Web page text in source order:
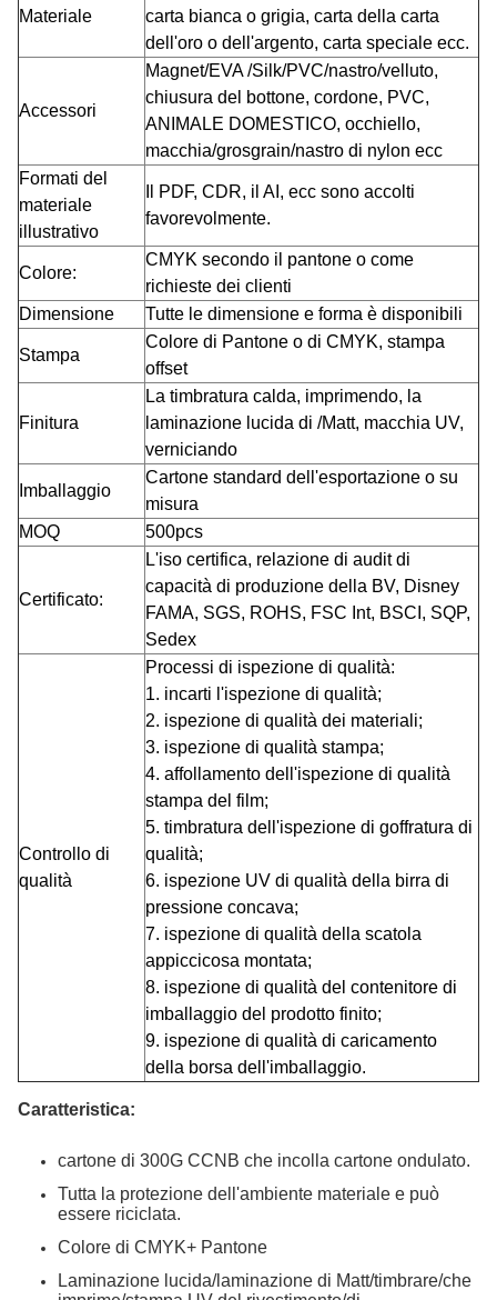
Materiale
carta bianca o grigia, carta della carta
dell'oro o dell'argento, carta speciale ecc.
Accessori
Magnet/EVA /Silk/PVC/nastro/velluto,
chiusura del bottone, cordone, PVC,
ANIMALE DOMESTICO, occhiello,
macchia/grosgrain/nastro di nylon ecc
Formati del
materiale
illustrativo
Il PDF, CDR, il AI, ecc sono accolti
favorevolmente.
Colore:
CMYK secondo il pantone o come
richieste dei clienti
Dimensione
Tutte le dimensione e forma è disponibili
Stampa
Colore di Pantone o di CMYK, stampa
offset
Finitura
La timbratura calda, imprimendo, la
laminazione lucida di /Matt, macchia UV,
verniciando
Imballaggio
Cartone standard dell'esportazione o su
misura
MOQ
500pcs
Certificato:
L'iso certifica, relazione di audit di
capacità di produzione della BV, Disney
FAMA, SGS, ROHS, FSC Int, BSCI, SQP,
Sedex
Controllo di
qualità
Processi di ispezione di qualità:
1. incarti l'ispezione di qualità;
2. ispezione di qualità dei materiali;
3. ispezione di qualità stampa;
4. affollamento dell'ispezione di qualità
stampa del film;
5. timbratura dell'ispezione di goffratura di
qualità;
6. ispezione UV di qualità della birra di
pressione concava;
7. ispezione di qualità della scatola
appiccicosa montata;
8. ispezione di qualità del contenitore di
imballaggio del prodotto finito;
9. ispezione di qualità di caricamento
della borsa dell'imballaggio.
Caratteristica:
cartone di 300G CCNB che incolla cartone ondulato.
Tutta la protezione dell'ambiente materiale e può
essere riciclata.
Colore di CMYK+ Pantone
Laminazione lucida/laminazione di Matt/timbrare/che